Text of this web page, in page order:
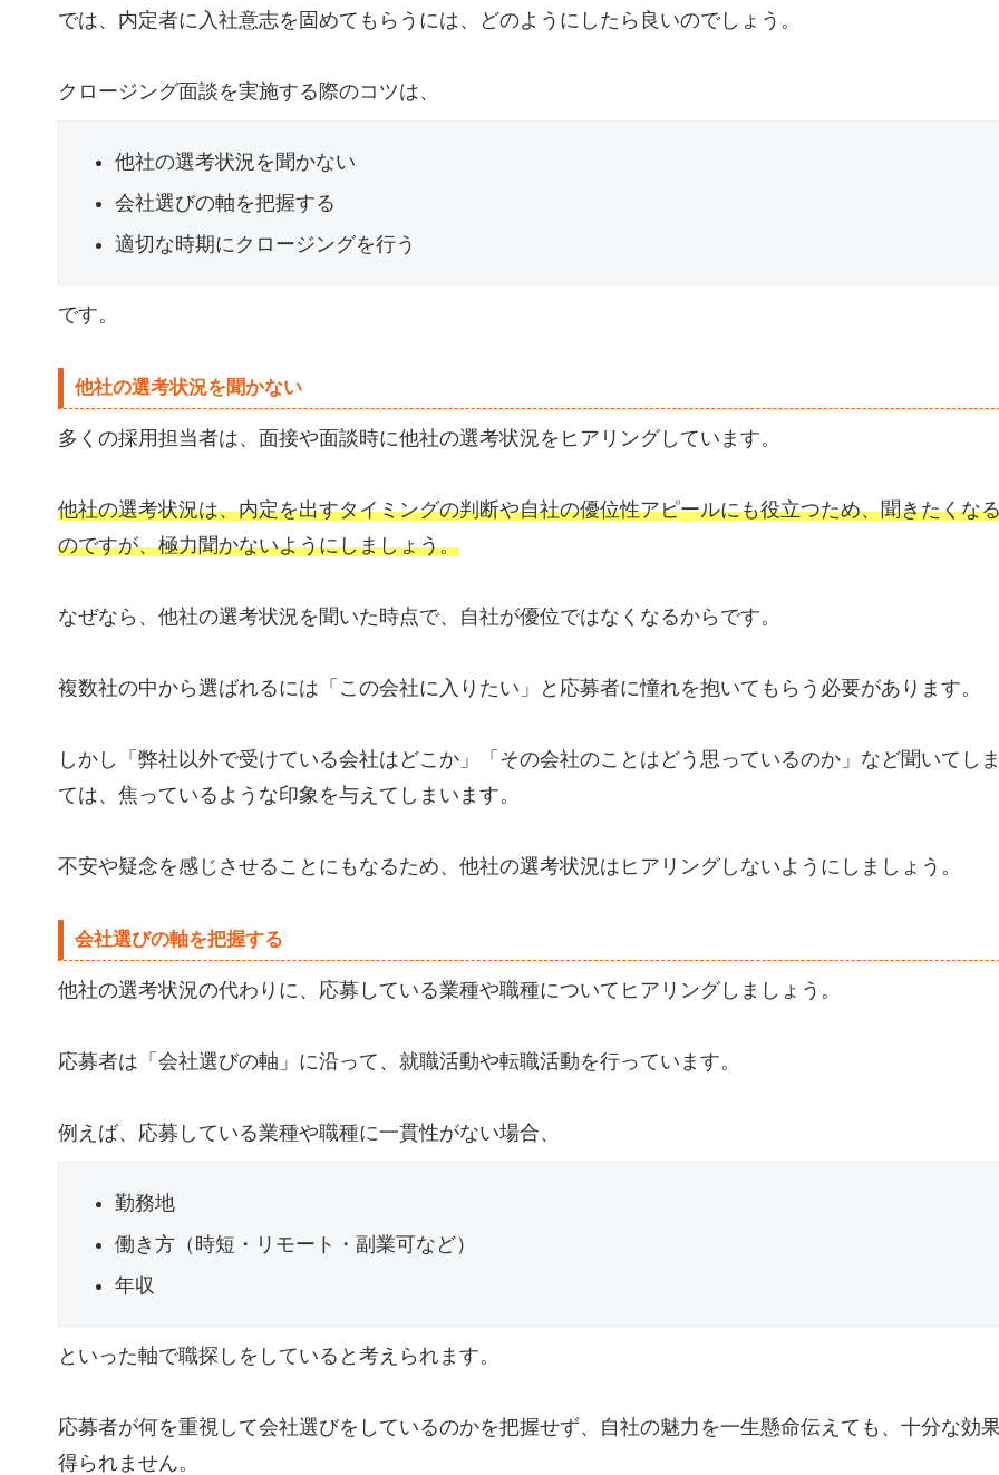
では、内定者に入社意志を固めてもらうには、どのようにしたら良いのでしょう。
クロージング面談を実施する際のコツは、
他社の選考状況を聞かない
会社選びの軸を把握する
適切な時期にクロージングを行う
です。
他社の選考状況を聞かない
多くの採用担当者は、面接や面談時に他社の選考状況をヒアリングしています。
他社の選考状況は、内定を出すタイミングの判断や自社の優位性アピールにも役立つため、聞きたくな
のですが、極力聞かないようにしましょう。
なぜなら、他社の選考状況を聞いた時点で、自社が優位ではなくなるからです。
複数社の中から選ばれるには「この会社に入りたい」と応募者に憧れを抱いてもらう必要があります。
しかし「弊社以外で受けている会社はどこか」「その会社のことはどう思っているのか」など聞いてし
ては、焦っているような印象を与えてしまいます。
不安や疑念を感じさせることにもなるため、他社の選考状況はヒアリングしないようにしましょう。
会社選びの軸を把握する
他社の選考状況の代わりに、応募している業種や職種についてヒアリングしましょう。
応募者は「会社選びの軸」に沿って、就職活動や転職活動を行っています。
例えば、応募している業種や職種に一貫性がない場合、
勤務地
働き方（時短・リモート・副業可など）
年収
といった軸で職探しをしていると考えられます。
応募者が何を重視して会社選びをしているのかを把握せず、自社の魅力を一生懸命伝えても、十分な効
得られません。